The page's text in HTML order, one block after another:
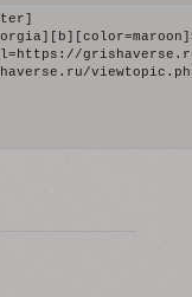
2/129662.gif[/